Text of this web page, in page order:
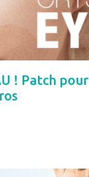
! Patch